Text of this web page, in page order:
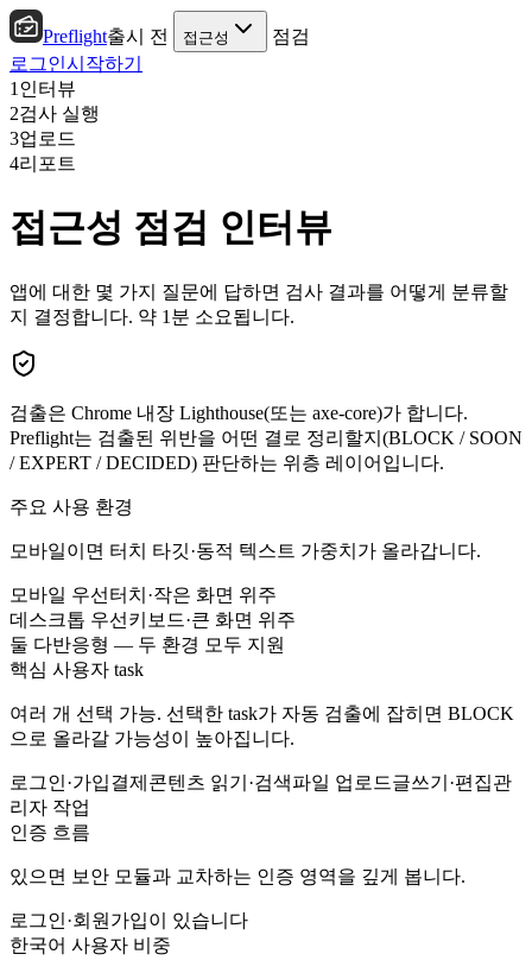
Preflight출시 전 접근성
점검
로그인시작하기
1 인터뷰
2검사 실행
3업로드
4리포트
접근성 점검 인터뷰
앱에 대한 몇 가지 질문에 답하면 검사 결과를 어떻게 분류할
지 결정합니다. 약 1분 소요됩니다.
검출은 Chrome 내장 Lighthouse(또는 axe-core)가 합니다.
Preflight는 검출된 위반을 어떤 결로 정리할지(BLOCK / SOON
/ EXPERT / DECIDED) 판단하는 위층 레이어입니다.
주요 사용 환경
모바일이면 터치 타깃·동적 텍스트 가중치가 올라갑니다.
모바일 우선 터치·작은 화면 위주
데스크톱 우선 키보드·큰 화면 위주
둘 다반응형 — 두 환경 모두 지원
핵심 사용자 task
여러 개 선택 가능. 선택한 task가 자동 검출에 잡히면 BLOCK
으로 올라갈 가능성이 높아집니다.
로그인·가입결제 콘텐츠 읽기·검색파일 업로드글쓰기·편집관
리자 작업
인증 흐름
있으면 보안 모듈과 교차하는 인증 영역을 깊게 봅니다.
로그인·회원가입이 있습니다
한국어 사용자 비중